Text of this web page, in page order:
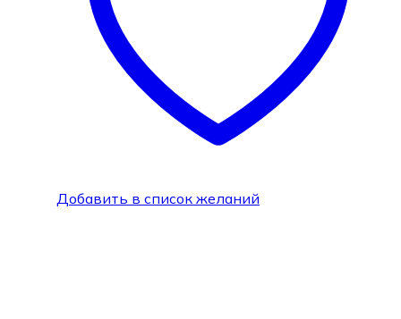
Добавить в список желаний